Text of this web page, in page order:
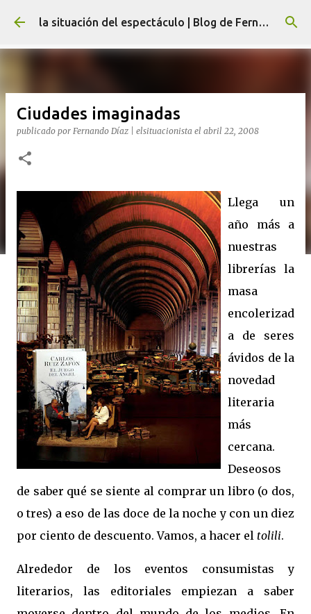
Ir al contenido principal la situación del espectáculo | Blog de Fernando Díaz
Ciudades imaginadas
publicado por Fernando Díaz | elsituacionista el abril 22, 2008
Llega un
año más a
nuestras
librerías la
masa
encolerizad
a de seres
ávidos de la
novedad
literaria
más
cercana.
Deseosos
de saber qué se siente al comprar un libro (o dos,
o tres) a eso de las doce de la noche y con un diez
por ciento de descuento. Vamos, a hacer el tolili.
Alrededor de los eventos consumistas y
literarios, las editoriales empiezan a saber